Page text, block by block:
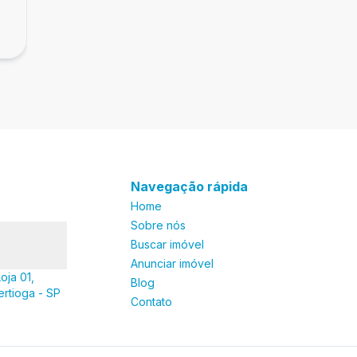
01,
- SP
Navegação rápida
Home
Sobre nós
Buscar imóvel
Anunciar imóvel
Blog
Contato